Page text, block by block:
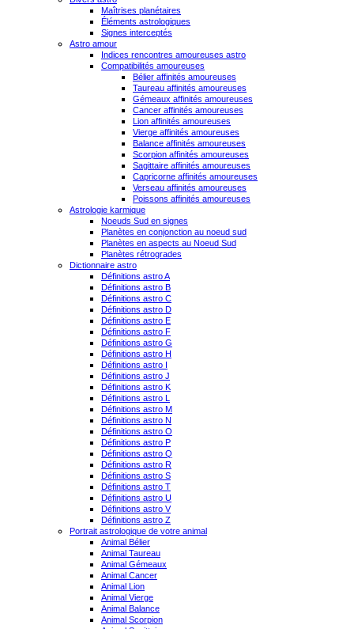
Maîtrises planétaires
Éléments astrologiques
Signes interceptés
Astro amour
Indices rencontres amoureuses astro
Compatibilités amoureuses
Bélier affinités amoureuses
Taureau affinités amoureuses
Gémeaux affinités amoureuses
Cancer affinités amoureuses
Lion affinités amoureuses
Vierge affinités amoureuses
Balance affinités amoureuses
Scorpion affinités amoureuses
Sagittaire affinités amoureuses
Capricorne affinités amoureuses
Verseau affinités amoureuses
Poissons affinités amoureuses
Astrologie karmique
Noeuds Sud en signes
Planètes en conjonction au noeud sud
Planètes en aspects au Noeud Sud
Planètes rétrogrades
Dictionnaire astro
Définitions astro A
Définitions astro B
Définitions astro C
Définitions astro D
Définitions astro E
Définitions astro F
Définitions astro G
Définitions astro H
Définitions astro I
Définitions astro J
Définitions astro K
Définitions astro L
Définitions astro M
Définitions astro N
Définitions astro O
Définitions astro P
Définitions astro Q
Définitions astro R
Définitions astro S
Définitions astro T
Définitions astro U
Définitions astro V
Définitions astro Z
Portrait astrologique de votre animal
Animal Bélier
Animal Taureau
Animal Gémeaux
Animal Cancer
Animal Lion
Animal Vierge
Animal Balance
Animal Scorpion